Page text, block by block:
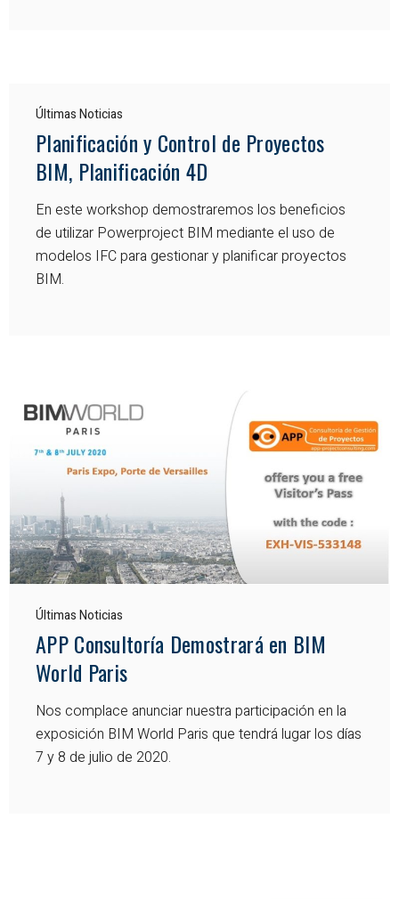
Últimas Noticias
Planificación y Control de Proyectos
BIM, Planificación 4D
En este workshop demostraremos los beneficios
de utilizar Powerproject BIM mediante el uso de
modelos IFC para gestionar y planificar proyectos
BIM.
Últimas Noticias
APP Consultoría Demostrará en BIM
World Paris
Nos complace anunciar nuestra participación en la
exposición BIM World Paris que tendrá lugar los días
7 y 8 de julio de 2020.